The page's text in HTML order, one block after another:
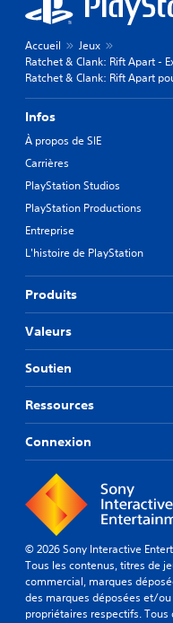
Accueil
Jeux
Ratchet & Clank: Rift Apart -
Ratchet & Clank: Rift Apart
Infos
À propos de SIE
Carrières
PlayStation Studios
PlayStation Productions
Entreprise
L'histoire de PlayStation
Produits
Valeurs
Soutien
Ressources
Connexion
© 2026 Sony Interactive
Tous les contenus, titres de
commercial, marques
des marques déposées et/
propriétaires respectifs. Tous